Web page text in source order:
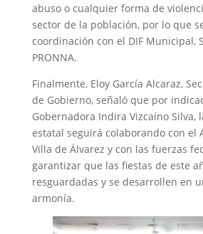
abuso o cualquier forma de
sector de la población, por lo que
coordinación con el DIF Municipal,
PRONNA.
Finalmente, Eloy García Alcaraz,
de Gobierno, señaló que por
Gobernadora Indira Vizcaíno Silva,
estatal seguirá colaborando con el
Villa de Álvarez y con las fuerzas
garantizar que las fiestas de este
resguardadas y se desarrollen en
armonía.